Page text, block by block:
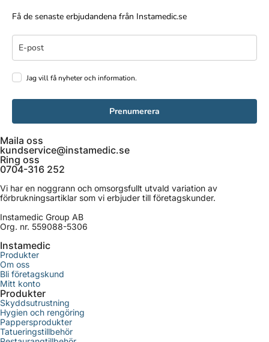
Få de senaste erbjudandena från Instamedic.se
Jag vill få nyheter och information.
Prenumerera
Maila oss
kundservice@instamedic.se
Ring oss
0704-316 252
Vi har en noggrann och omsorgsfullt utvald variation av
förbrukningsartiklar som vi erbjuder till företagskunder.
Instamedic Group AB
Org. nr. 559088-5306
Instamedic
Produkter
Om oss
Bli företagskund
Mitt konto
Produkter
Skyddsutrustning
Hygien och rengöring
Pappersprodukter
Tatueringstillbehör